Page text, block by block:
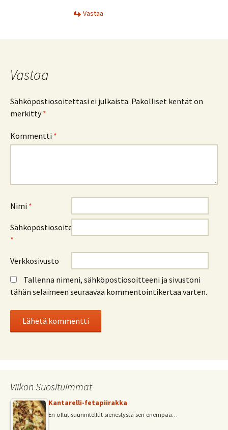
Vastaa
Vastaa
Sähköpostiosoitettasi ei julkaista. Pakolliset kentät on
merkitty*
Kommentti *
Nimi *
Sähköpostiosoite
*
Verkkosivusto
Tallenna nimeni, sähköpostiosoitteeni ja sivustoni
tähän selaimeen seuraavaa kommentointikertaa varten.
Viikon Suosituimmat
Kantarelli-fetapiirakka
En ollut suunnitellut sienestystä sen enempää…